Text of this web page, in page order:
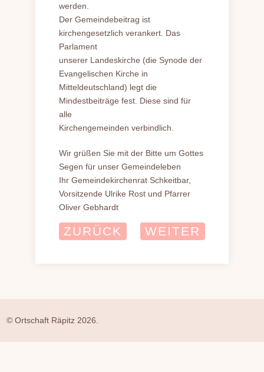
werden.
Der Gemeindebeitrag ist
kirchengesetzlich verankert. Das
Parlament
unserer Landeskirche (die Synode der
Evangelischen Kirche in
Mitteldeutschland) legt die
Mindestbeiträge fest. Diese sind für
alle
Kirchengemeinden verbindlich.
Wir grüßen Sie mit der Bitte um Gottes
Segen für unser Gemeindeleben
Ihr Gemeindekirchenrat Schkeitbar,
Vorsitzende Ulrike Rost und Pfarrer
Oliver Gebhardt
ZURÜCK WEITER
© Ortschaft Räpitz 2026.